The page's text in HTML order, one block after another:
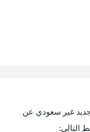
جديد غير سعودي عن
التالي: